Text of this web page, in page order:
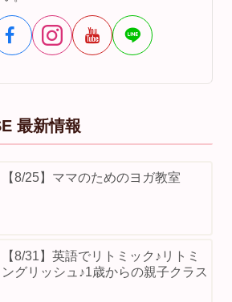
最新情報
【8/25】ママのためのヨガ教室
【8/31】英語でリトミック♪リトミ
ングリッシュ♪1歳からの親子クラス